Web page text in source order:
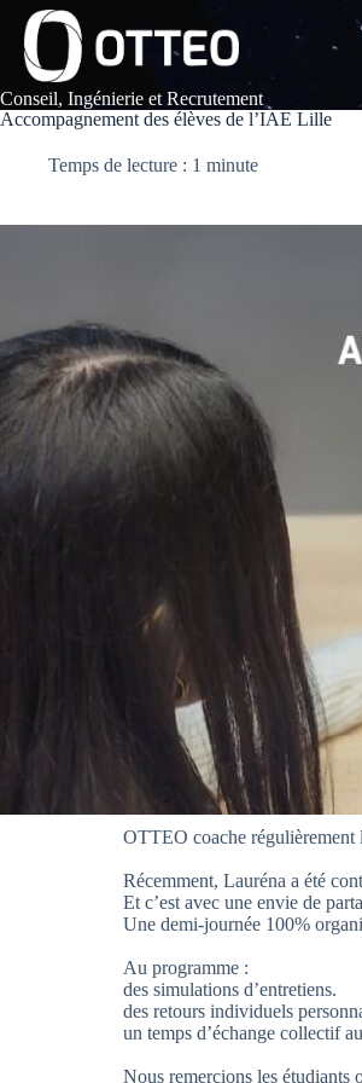
Passer
contenu
Conseil, Ingénierie et Recrutement
Accompagnement des élèves de l’IAE Lille
Temps de lecture : 1 minute
OTTEO coache régulièrement
Récemment, Lauréna a été
Et c’est avec une envie de
Une demi-journée 100%
Au programme :
des simulations d’entretiens.
des retours individuels
un temps d’échange collectif
Nous remercions les étudiants